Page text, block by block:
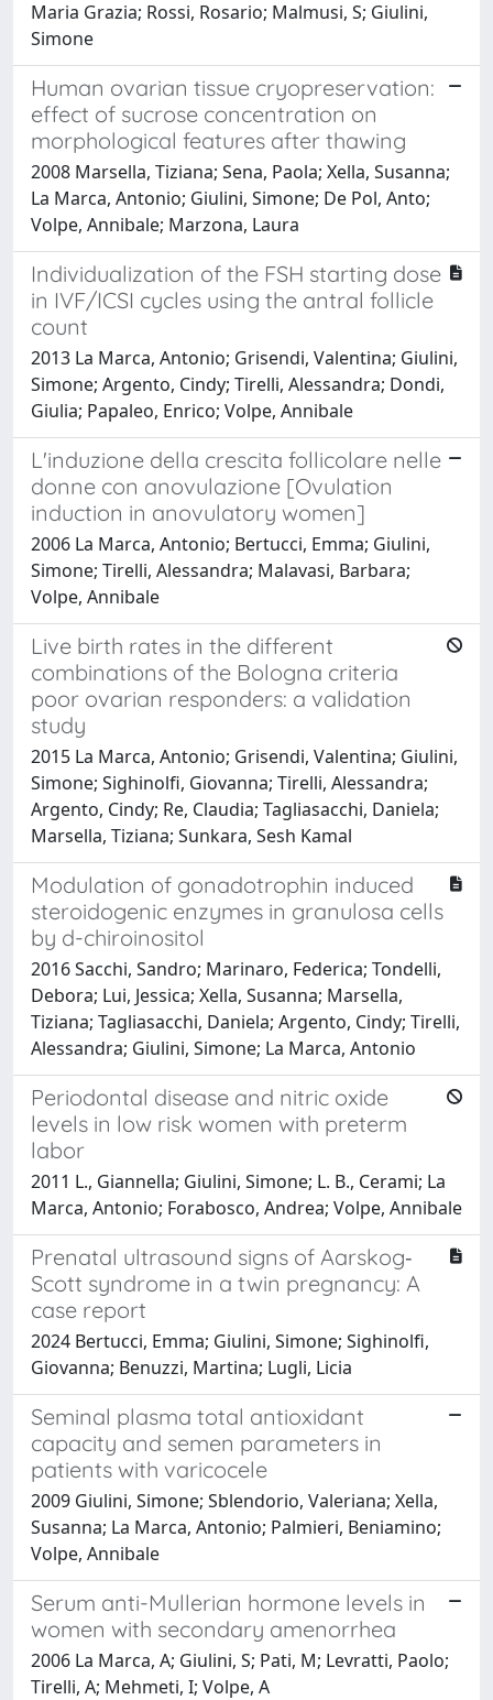
Maria Grazia; Rossi, Rosario; Malmusi, S; Giulini,
Simone
Human ovarian tissue cryopreservation:
effect of sucrose concentration on
morphological features after thawing
2008 Marsella, Tiziana; Sena, Paola; Xella, Susanna;
La Marca, Antonio; Giulini, Simone; De Pol, Anto;
Volpe, Annibale; Marzona, Laura
Individualization of the FSH starting dose
in IVF/ICSI cycles using the antral follicle
count
2013 La Marca, Antonio; Grisendi, Valentina; Giulini,
Simone; Argento, Cindy; Tirelli, Alessandra; Dondi,
Giulia; Papaleo, Enrico; Volpe, Annibale
L'induzione della crescita follicolare nelle
donne con anovulazione [Ovulation
induction in anovulatory women]
2006 La Marca, Antonio; Bertucci, Emma; Giulini,
Simone; Tirelli, Alessandra; Malavasi, Barbara;
Volpe, Annibale
Live birth rates in the different
combinations of the Bologna criteria
poor ovarian responders: a validation
study
2015 La Marca, Antonio; Grisendi, Valentina; Giulini,
Simone; Sighinolfi, Giovanna; Tirelli, Alessandra;
Argento, Cindy; Re, Claudia; Tagliasacchi, Daniela;
Marsella, Tiziana; Sunkara, Sesh Kamal
Modulation of gonadotrophin induced
steroidogenic enzymes in granulosa cells
by d-chiroinositol
2016 Sacchi, Sandro; Marinaro, Federica; Tondelli,
Debora; Lui, Jessica; Xella, Susanna; Marsella,
Tiziana; Tagliasacchi, Daniela; Argento, Cindy; Tirelli,
Alessandra; Giulini, Simone; La Marca, Antonio
Periodontal disease and nitric oxide
levels in low risk women with preterm
labor
2011 L., Giannella; Giulini, Simone; L. B., Cerami; La
Marca, Antonio; Forabosco, Andrea; Volpe, Annibale
Prenatal ultrasound signs of Aarskog‐
Scott syndrome in a twin pregnancy: A
case report
2024 Bertucci, Emma; Giulini, Simone; Sighinolfi,
Giovanna; Benuzzi, Martina; Lugli, Licia
Seminal plasma total antioxidant
capacity and semen parameters in
patients with varicocele
2009 Giulini, Simone; Sblendorio, Valeriana; Xella,
Susanna; La Marca, Antonio; Palmieri, Beniamino;
Volpe, Annibale
Serum anti-Mullerian hormone levels in
women with secondary amenorrhea
2006 La Marca, A; Giulini, S; Pati, M; Levratti, Paolo;
Tirelli, A; Mehmeti, I; Volpe, A